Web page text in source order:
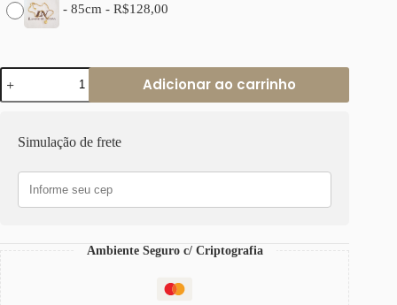
- 85cm - R$128,00
Colar
Mini
Coração
412
Corrente
Aço
Adicionar ao carrinho
Simulação de frete
Ambiente Seguro c/ Criptografia